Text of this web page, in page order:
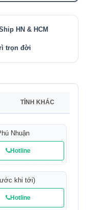
HN & HCM
trọn đời
TỈNH KHÁC
Nhuận
Hotline
khi tới)
Hotline